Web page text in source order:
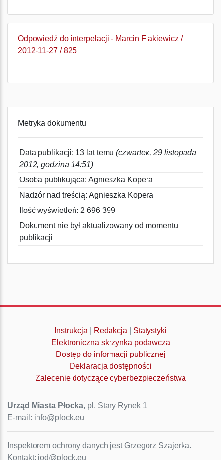
Odpowiedź do interpelacji - Marcin Flakiewicz /
2012-11-27 / 825
Metryka dokumentu
Data publikacji: 13 lat temu (czwartek, 29 listopada
2012, godzina 14:51)
Osoba publikująca: Agnieszka Kopera
Nadzór nad treścią: Agnieszka Kopera
Ilość wyświetleń: 2 696 399
Dokument nie był aktualizowany od momentu
publikacji
Instrukcja Redakcja
Statystyki
Elektroniczna skrzynka podawcza
Dostęp do informacji publicznej
Deklaracja dostępności
Zalecenie dotyczące cyberbezpieczeństwa
Urząd Miasta Płocka, pl. Stary Rynek 1
E-mail: info@plock.eu
Inspektorem ochrony danych jest Grzegorz Szajerka.
Kontakt: iod@plock.eu